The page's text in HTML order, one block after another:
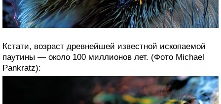
Кстати, возраст древнейшей известной ископаемой
паутины — около 100 миллионов лет. (Фото Michael
Pankratz):